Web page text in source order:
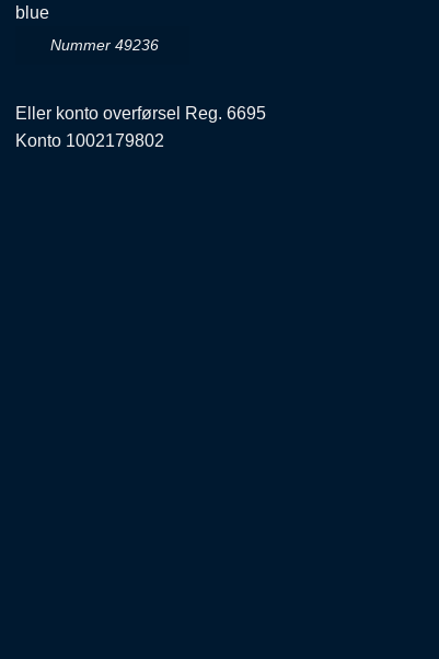
Nummer 49236
Eller konto overførsel Reg. 6695
Konto 1002179802